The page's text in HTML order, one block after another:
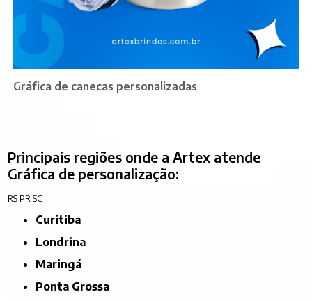
Gráfica de canecas personalizadas
Principais regiões onde a Artex atende
Gráfica de personalização:
RS PR SC
Curitiba
Londrina
Maringá
Ponta Grossa